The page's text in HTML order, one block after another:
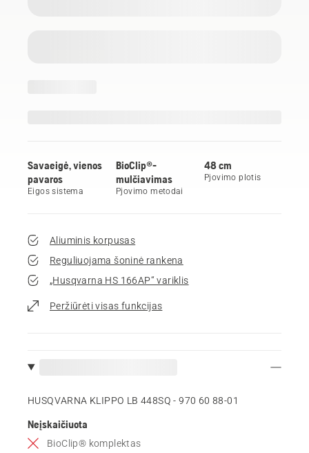
Savaeigė, vienos
pavaros
Eigos sistema
BioClip®-
mulčiavimas
Pjovimo metodai
48 cm
Pjovimo plotis
Aliuminis korpusas
Reguliuojama šoninė rankena
„Husqvarna HS 166AP“ variklis
Peržiūrėti visas funkcijas
HUSQVARNA KLIPPO LB 448SQ - 970 60 88‑01
Neįskaičiuota
BioClip® komplektas